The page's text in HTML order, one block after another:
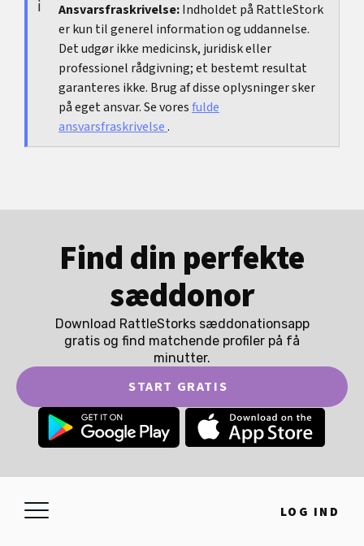
LOG IND
desorientering, tab af realitetskontakt eller hvis
du ikke længere kan vurdere dig selv eller andre
på en sikker måde.
Ansvarsfraskrivelse:Indholdet på RattleStork
er kun til generel information og uddannelse.
Det udgør ikke medicinsk, juridisk eller
professionel rådgivning; et bestemt resultat
garanteres ikke. Brug af disse oplysninger sker
på eget ansvar. Se voresfulde
ansvarsfraskrivelse.
Find din perfekte
sæddonor
Download RattleStorks sæddonationsapp
gratis og find matchende profiler på få
minutter.
START GRATIS